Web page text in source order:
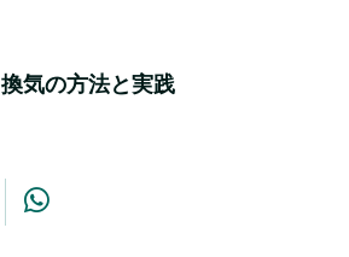
換気の方法と実践